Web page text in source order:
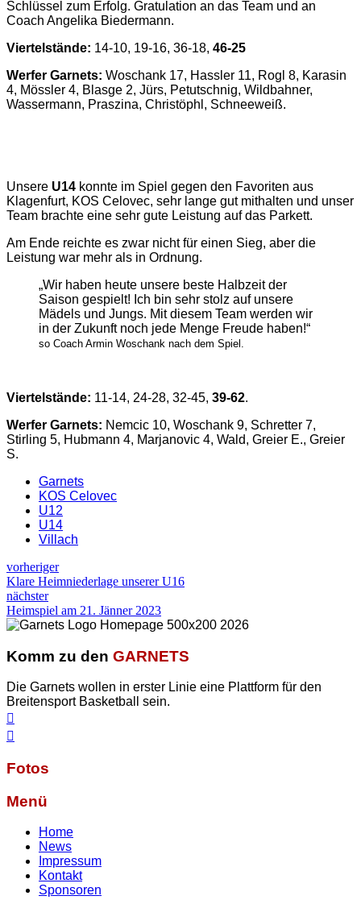
Schlüssel zum Erfolg. Gratulation an das Team und an
Coach Angelika Biedermann.
Viertelstände: 14-10, 19-16, 36-18, 46-25
Werfer Garnets: Woschank 17, Hassler 11, Rogl 8, Karasin
4, Mössler 4, Blasge 2, Jürs, Petutschnig, Wildbahner,
Wassermann, Praszina, Christöphl, Schneeweiß.
Unsere U14 konnte im Spiel gegen den Favoriten aus
Klagenfurt, KOS Celovec, sehr lange gut mithalten und unser
Team brachte eine sehr gute Leistung auf das Parkett.
Am Ende reichte es zwar nicht für einen Sieg, aber die
Leistung war mehr als in Ordnung.
„Wir haben heute unsere beste Halbzeit der
Saison gespielt! Ich bin sehr stolz auf unsere
Mädels und Jungs. Mit diesem Team werden wir
in der Zukunft noch jede Menge Freude haben!“
so Coach Armin Woschank nach dem Spiel.
Viertelstände: 11-14, 24-28, 32-45, 39-62.
Werfer Garnets: Nemcic 10, Woschank 9, Schretter 7,
Stirling 5, Hubmann 4, Marjanovic 4, Wald, Greier E., Greier
S.
Garnets
KOS Celovec
U12
U14
Villach
vorheriger
Klare Heimniederlage unserer U16
nächster
Heimspiel am 21. Jänner 2023
Komm zu den GARNETS
Die Garnets wollen in erster Linie eine Plattform für den
Breitensport Basketball sein.
Fotos
Menü
Home
News
Impressum
Kontakt
Sponsoren